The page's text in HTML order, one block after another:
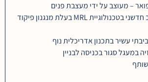
– מעוצב על ידי מעצבת פנים
מעלית בעיצוב חדשני בטכנולוגיית MRL בעלת מנגנון פיקוד
עשיר בתכנון אדריכלית נוף
במעגל סגור בכניסה לבניין